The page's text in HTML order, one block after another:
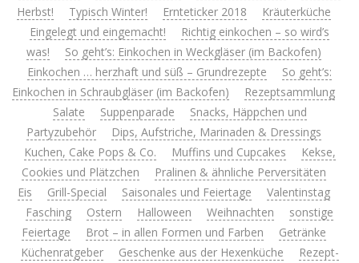
Herbst!
Typisch Winter! Ernteticker 2018
Kräuterküche
Eingelegt und eingemacht!
Richtig einkochen – so wird’s
was!
So geht’s: Einkochen in Weckgläser (im Backofen)
Einkochen … herzhaft und süß – Grundrezepte
So geht’s:
Einkochen in Schraubgläser (im Backofen)
Rezeptsammlung
Salate
Suppenparade
Snacks, Häppchen und
Partyzubehör
Dips, Aufstriche, Marinaden & Dressings
Kuchen, Cake Pops & Co.
Muffins und Cupcakes
Kekse,
Cookies und Plätzchen
Pralinen & ähnliche Perversitäten
Eis
Grill-Special Saisonales und Feiertage
Valentinstag
Fasching
Ostern Halloween Weihnachten
sonstige
Feiertage
Brot – in allen Formen und Farben
Getränke
Küchenratgeber
Geschenke aus der Hexenküche Rezept-